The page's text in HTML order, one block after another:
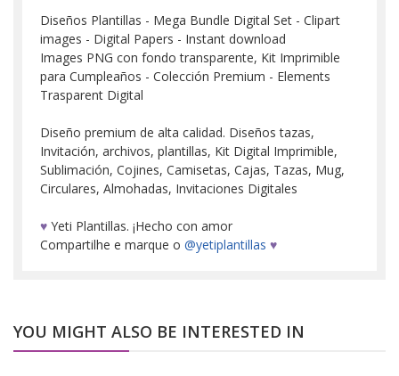
Diseños Plantillas - Mega Bundle Digital Set - Clipart
images - Digital Papers - Instant download
Images PNG con fondo transparente, Kit Imprimible
para Cumpleaños - Colección Premium - Elements
Trasparent Digital
Diseño premium de alta calidad. Diseños tazas,
Invitación, archivos, plantillas, Kit Digital Imprimible,
Sublimación, Cojines, Camisetas, Cajas, Tazas, Mug,
Circulares, Almohadas, Invitaciones Digitales
♥ Yeti Plantillas. ¡Hecho con amor
Compartilhe e marque o @yetiplantillas ♥
YOU MIGHT ALSO BE INTERESTED IN